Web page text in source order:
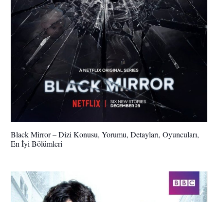
Black Mirror – Dizi Konusu, Yorumu, Detayları, Oyuncuları,
En İyi Bölümleri